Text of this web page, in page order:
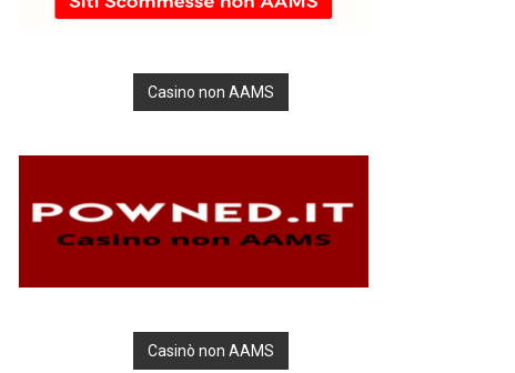
Casino non AAMS
Casinò non AAMS